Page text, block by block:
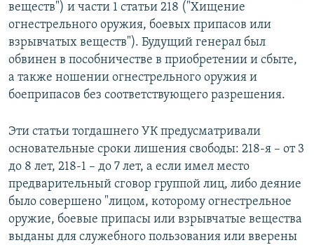
веществ") и части 1 статьи 218 ("Хищение
огнестрельного оружия, боевых припасов или
взрывчатых веществ"). Будущий генерал был
обвинен в пособничестве в приобретении и сбыте,
а также ношении огнестрельного оружия и
боеприпасов без соответствующего разрешения.
Эти статьи тогдашнего УК предусматривали
основательные сроки лишения свободы: 218-я – от 3
до 8 лет, 218-1 – до 7 лет, а если имел место
предварительный сговор группой лиц, либо деяние
было совершено "лицом, которому огнестрельное
оружие, боевые припасы или взрывчатые вещества
выданы для служебного пользования или вверены